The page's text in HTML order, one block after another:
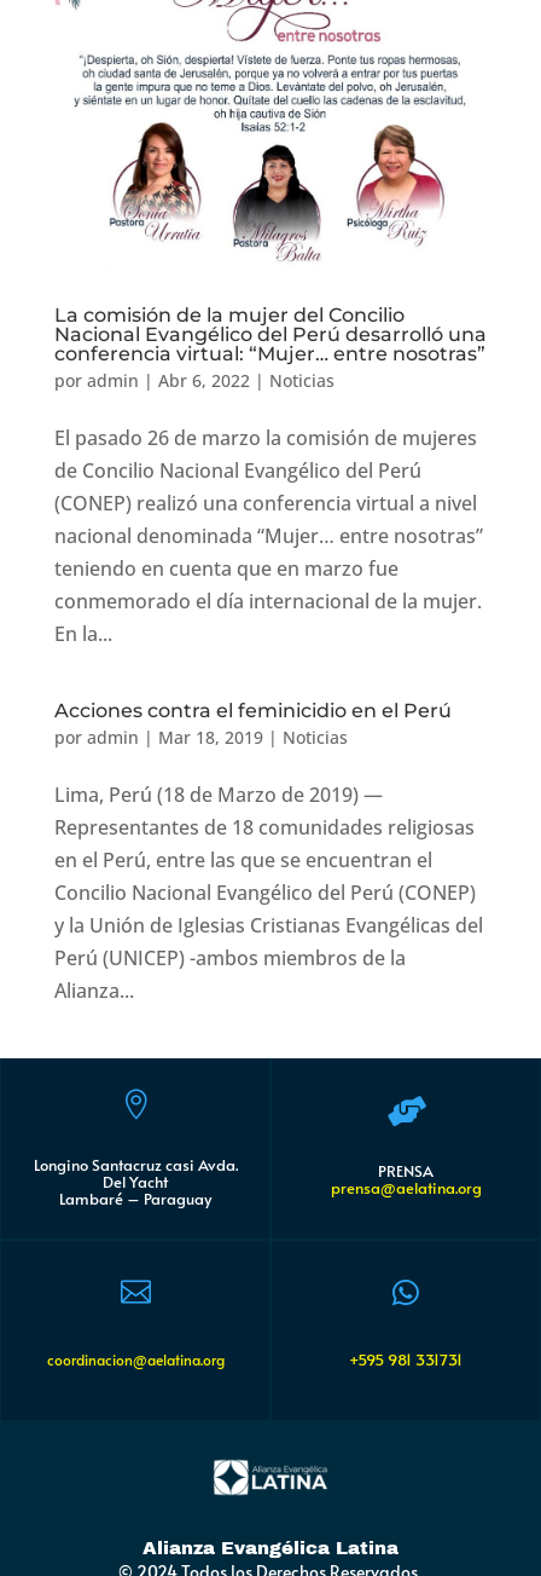
La comisión de la mujer del Concilio
Nacional Evangélico del Perú desarrolló una
conferencia virtual: “Mujer… entre nosotras”
por admin | Abr 6, 2022| Noticias
El pasado 26 de marzo la comisión de mujeres
de Concilio Nacional Evangélico del Perú
(CONEP) realizó una conferencia virtual a nivel
nacional denominada “Mujer… entre nosotras”
teniendo en cuenta que en marzo fue
conmemorado el día internacional de la mujer.
En la...
Acciones contra el feminicidio en el Perú
por admin | Mar 18, 2019| Noticias
Lima, Perú (18 de Marzo de 2019) —
Representantes de 18 comunidades religiosas
en el Perú, entre las que se encuentran el
Concilio Nacional Evangélico del Perú (CONEP)
y la Unión de Iglesias Cristianas Evangélicas del
Perú (UNICEP) -ambos miembros de la
Alianza...

Longino Santacruz casi Avda.
Del Yacht
Lambaré – Paraguay

coordinacion@aelatina.org

PRENSA
prensa@aelatina.org

+595 981 331731
Alianza Evangélica Latina